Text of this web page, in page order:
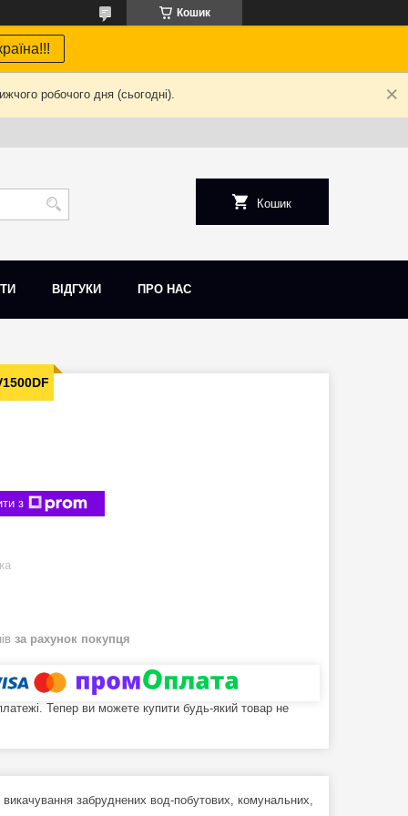
Кошик
робочого дня (сьогодні).
Кошик
ВІДГУКИ ПРО НАС
з
за рахунок покупця
Тепер ви можете купити будь-який товар не
забруднених вод-побутових, комунальних,